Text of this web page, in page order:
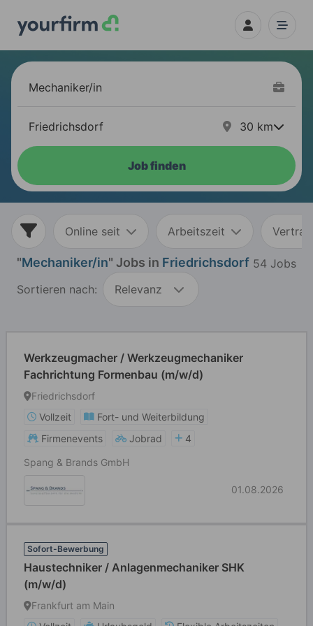
30 km
Job finden
Online seit Arbeitszeit
"Mechaniker/in" Jobs in Friedrichsdorf 54 Jobs
Sortieren nach:
Relevanz
Werkzeugmacher / Werkzeugmechaniker
Fachrichtung Formenbau (m/w/d)
Friedrichsdorf
Vollzeit
Fort- und Weiterbildung
Firmenevents
Jobrad
4
Spang & Brands GmbH
01.08.2026
Sofort-Bewerbung
Haustechniker / Anlagenmechaniker SHK
(m/w/d)
Frankfurt am Main